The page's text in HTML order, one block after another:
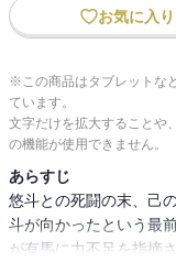
お気に入り
※この商品はタブレットな
ています。
文字だけを拡大することや
の機能が使用できません。
あらすじ
悠斗との死闘の末、己
斗が向かったという最
が有馬に力不足を指摘